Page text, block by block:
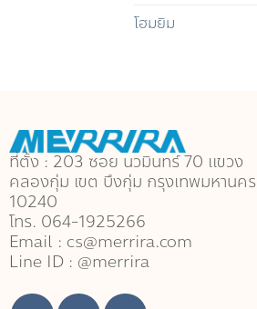
โฮมยิม
ที่ตั้ง : 203 ซอย นวมินทร์ 70 แขวง
คลองกุ่ม เขต บึงกุ่ม กรุงเทพมหานคร
10240
โทร. 064-1925266
Email : cs@merrira.com
Line ID : @merrira